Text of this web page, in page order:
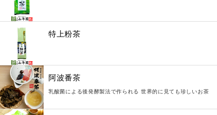
特上粉茶
阿波番茶
乳酸菌による後発酵製法で作られる 世界的に見ても珍しいお茶